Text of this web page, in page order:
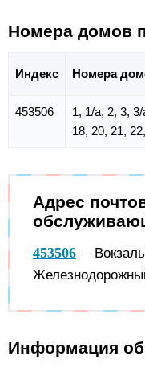
Номера домов
Индекс Номера
453506
1, 1/а, 2, 3,
18, 20, 21,
Адрес
453506 —
Информация об